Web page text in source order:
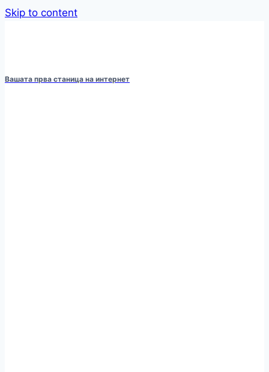
Skip to content
Вашата прва станица на интернет